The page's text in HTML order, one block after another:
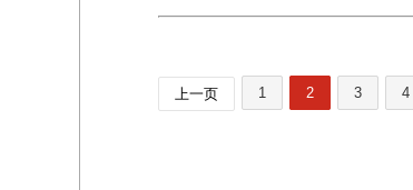
上一页 1 2 3 4